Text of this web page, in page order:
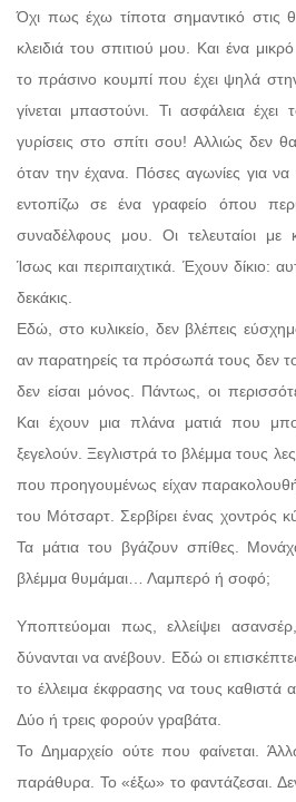
Όχι πως έχω τίποτα σημαντικό στις
κλειδιά του σπιτιού μου. Και ένα
το πράσινο κουμπί που έχει ψηλά
γίνεται μπαστούνι. Τι ασφάλεια
γυρίσεις στο σπίτι σου! Αλλιώς δεν
όταν την έχανα. Πόσες αγωνίες για
εντοπίζω σε ένα γραφείο όπου
συναδέλφους μου. Οι τελευταίοι με
Ίσως και περιπαιχτικά. Έχουν δίκιο:
δεκάκις.
Εδώ, στο κυλικείο, δεν βλέπεις
αν παρατηρείς τα πρόσωπά τους δεν
δεν είσαι μόνος. Πάντως, οι
Και έχουν μια πλάνα ματιά που
ξεγελούν. Ξεγλιστρά το βλέμμα τους
που προηγουμένως είχαν
του Μότσαρτ. Σερβίρει ένας χοντρός
Τα μάτια του βγάζουν σπίθες.
βλέμμα θυμάμαι… Λαμπερό ή σοφό;
Υποπτεύομαι πως, ελλείψει
δύνανται να ανέβουν. Εδώ οι
το έλλειμα έκφρασης να τους καθιστά
Δύο ή τρεις φορούν γραβάτα.
Το Δημαρχείο ούτε που φαίνεται.
παράθυρα. Το «έξω» το φαντάζεσαι.